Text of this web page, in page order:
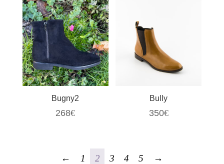
Bugny2
268€
Bully
350€
← 1 2 3 4 5 →